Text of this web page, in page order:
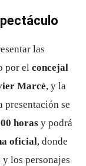
las
por el concejal
Marcè, y la
presentación se
horas y podrá
oficial, donde
los personajes